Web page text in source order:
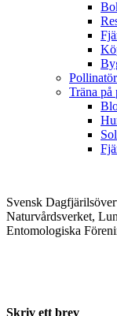
Träna på
Svensk
Naturvårdsverket,
Entomologiska
Skriv ett brev